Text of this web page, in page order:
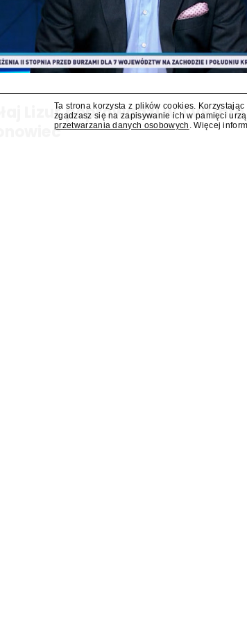
Lizut poprowadzi w TVP
Ta strona korzysta z plików cookies.
zgadzasz się na zapisywanie ich w pamięci
przetwarzania danych osobowych . Więcej